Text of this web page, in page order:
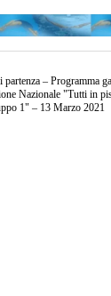
– Programma
Nazionale "Tutti in
1" – 13 Marzo 2021